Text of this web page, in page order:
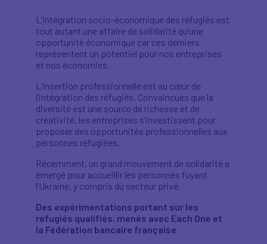
L’intégration socio-économique des réfugiés est
tout autant une affaire de solidarité qu’une
opportunité économique car ces derniers
représentent un potentiel pour nos entreprises
et nos économies.
L’insertion professionnelle est au cœur de
l’intégration des réfugiés. Convaincues que la
diversité est une source de richesse et de
créativité, les entreprises s’investissent pour
proposer des opportunités professionnelles aux
personnes réfugiées.
Récemment, un grand mouvement de solidarité a
émergé pour accueillir les personnes fuyant
l’Ukraine, y compris du secteur privé.
Des expérimentations portant sur les
réfugiés qualifiés, menés avec Each One et
la Fédération bancaire française